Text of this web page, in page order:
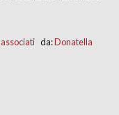
da:Donatella